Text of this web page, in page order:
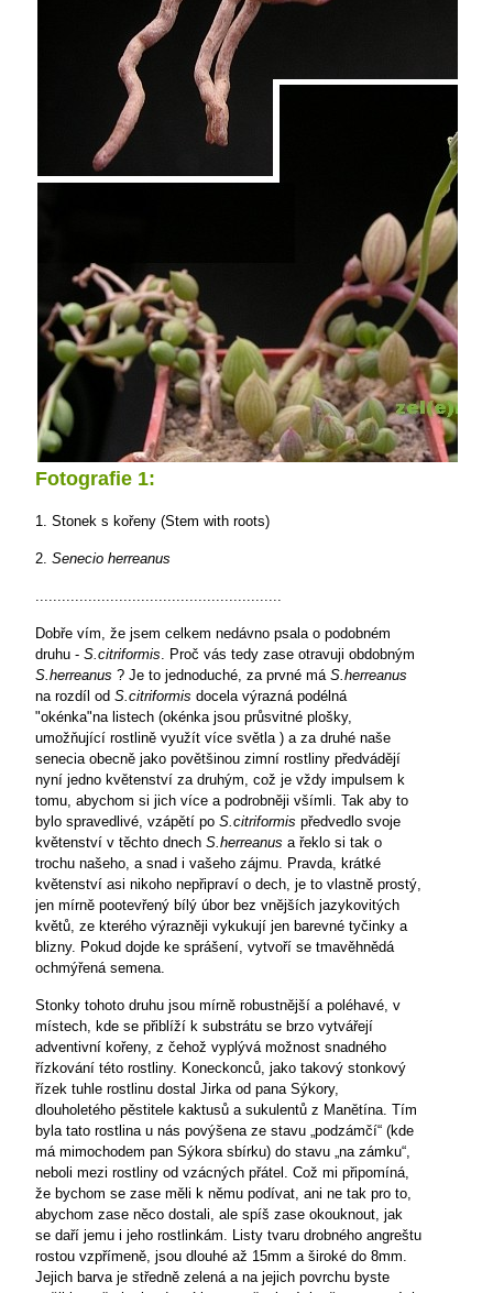
Fotografie 1:
1. Stonek s kořeny (Stem with roots)
2. Senecio herreanus
........................................................
Dobře vím, že jsem celkem nedávno psala o podobném
druhu - S.citriformis. Proč vás tedy zase otravuji obdobným
S.herreanus ? Je to jednoduché, za prvné má S.herreanus
na rozdíl od S.citriformis docela výrazná podélná
"okénka"na listech (okénka jsou průsvitné plošky,
umožňující rostlině využít více světla ) a za druhé naše
senecia obecně jako povětšinou zimní rostliny předvádějí
nyní jedno květenství za druhým, což je vždy impulsem k
tomu, abychom si jich více a podrobněji všímli. Tak aby to
bylo spravedlivé, vzápětí po S.citriformis předvedlo svoje
květenství v těchto dnech S.herreanus a řeklo si tak o
trochu našeho, a snad i vašeho zájmu. Pravda, krátké
květenství asi nikoho nepřipraví o dech, je to vlastně prostý,
jen mírně pootevřený bílý úbor bez vnějších jazykovitých
květů, ze kterého výrazněji vykukují jen barevné tyčinky a
blizny. Pokud dojde ke sprášení, vytvoří se tmavěhnědá
ochmýřená semena.
Stonky tohoto druhu jsou mírně robustnější a poléhavé, v
místech, kde se přiblíží k substrátu se brzo vytvářejí
adventivní kořeny, z čehož vyplývá možnost snadného
řízkování této rostliny. Koneckonců, jako takový stonkový
řízek tuhle rostlinu dostal Jirka od pana Sýkory,
dlouholetého pěstitele kaktusů a sukulentů z Manětína. Tím
byla tato rostlina u nás povýšena ze stavu „podzámčí“ (kde
má mimochodem pan Sýkora sbírku) do stavu „na zámku“,
neboli mezi rostliny od vzácných přátel. Což mi připomíná,
že bychom se zase měli k němu podívat, ani ne tak pro to,
abychom zase něco dostali, ale spíš zase okouknout, jak
se daří jemu i jeho rostlinkám. Listy tvaru drobného angreštu
rostou vzpřímeně, jsou dlouhé až 15mm a široké do 8mm.
Jejich barva je středně zelená a na jejich povrchu byste